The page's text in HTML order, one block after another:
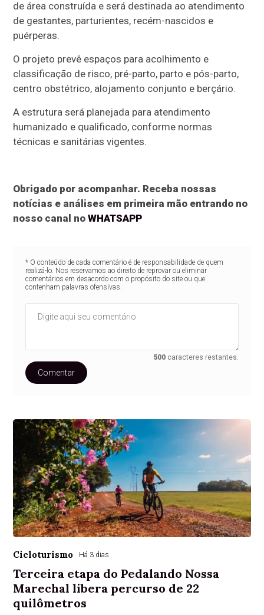
de área construída e será destinada ao atendimento
de gestantes, parturientes, recém-nascidos e
puérperas.
O projeto prevê espaços para acolhimento e
classificação de risco, pré-parto, parto e pós-parto,
centro obstétrico, alojamento conjunto e berçário.
A estrutura será planejada para atendimento
humanizado e qualificado, conforme normas
técnicas e sanitárias vigentes.
Obrigado por acompanhar. Receba nossas
notícias e análises em primeira mão entrando no
nosso canal noWHATSAPP
* O conteúdo de cada comentário é de responsabilidade de quem
realizá-lo. Nos reservamos ao direito de reprovar ou eliminar
comentários em desacordo com o propósito do site ou que
contenham palavras ofensivas.
500 caracteres restantes.
Comentar
Cicloturismo Há 3 dias
Terceira etapa do Pedalando Nossa
Marechal libera percurso de 22
quilômetros